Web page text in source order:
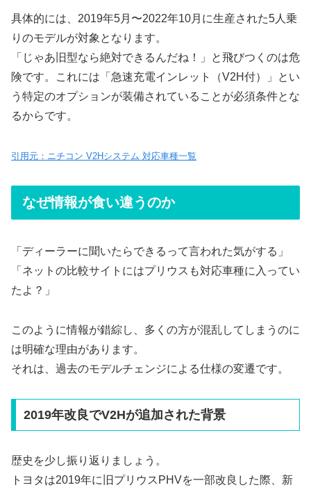
具体的には、2019年5月〜2022年10月に生産された5人乗
りのモデルが対象となります。
「じゃあ旧型なら絶対できるんだね！」と飛びつくのは危
険です。これには「急速充電インレット（V2H付）」とい
う特定のオプションが装備されていることが必須条件とな
るからです。
引用元：ニチコン V2Hシステム 対応車種一覧
なぜ情報が食い違うのか
「ディーラーに聞いたらできるって言われた気がする」
「ネットの比較サイトにはプリウスも対応車種に入ってい
たよ？」
このように情報が錯綜し、多くの方が混乱してしまうのに
は明確な理由があります。
それは、過去のモデルチェンジによる仕様の変遷です。
2019年改良でV2Hが追加された背景
歴史を少し振り返りましょう。
トヨタは2019年に旧プリウスPHVを一部改良した際、新